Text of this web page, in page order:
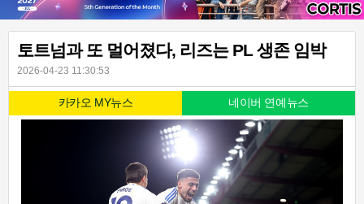
토트넘과 또 멀어졌다, 리즈는 PL 생존 임박
2026-04-23 11:30:53
카카오 MY뉴스 네이버 연예뉴스